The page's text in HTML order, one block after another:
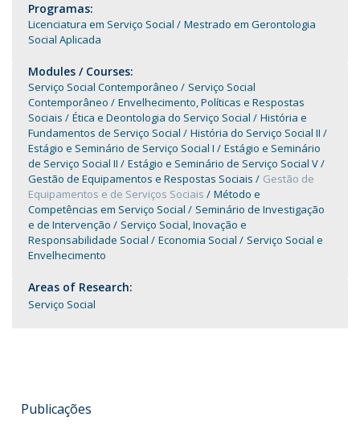
Programas:
Licenciatura em Serviço Social
Mestrado em Gerontologia
Social Aplicada
Modules / Courses:
Serviço Social Contemporâneo
Serviço Social
Contemporâneo
Envelhecimento, Políticas e Respostas
Sociais
Ética e Deontologia do Serviço Social
História e
Fundamentos de Serviço Social
História do Serviço Social II
Estágio e Seminário de Serviço Social I
Estágio e Seminário
de Serviço Social II
Estágio e Seminário de Serviço Social V
Gestão de Equipamentos e Respostas Sociais
Gestão de
Equipamentos e de Serviços Sociais
Método e
Competências em Serviço Social
Seminário de Investigação
e de Intervenção
Serviço Social, Inovação e
Responsabilidade Social
Economia Social
Serviço Social e
Envelhecimento
Areas of Research:
Serviço Social
Publicações